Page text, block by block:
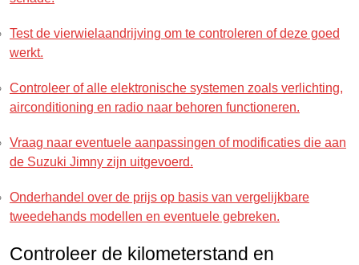
Test de vierwielaandrijving om te controleren of deze goed
werkt.
Controleer of alle elektronische systemen zoals verlichting,
airconditioning en radio naar behoren functioneren.
Vraag naar eventuele aanpassingen of modificaties die aan
de Suzuki Jimny zijn uitgevoerd.
Onderhandel over de prijs op basis van vergelijkbare
tweedehands modellen en eventuele gebreken.
Controleer de kilometerstand en